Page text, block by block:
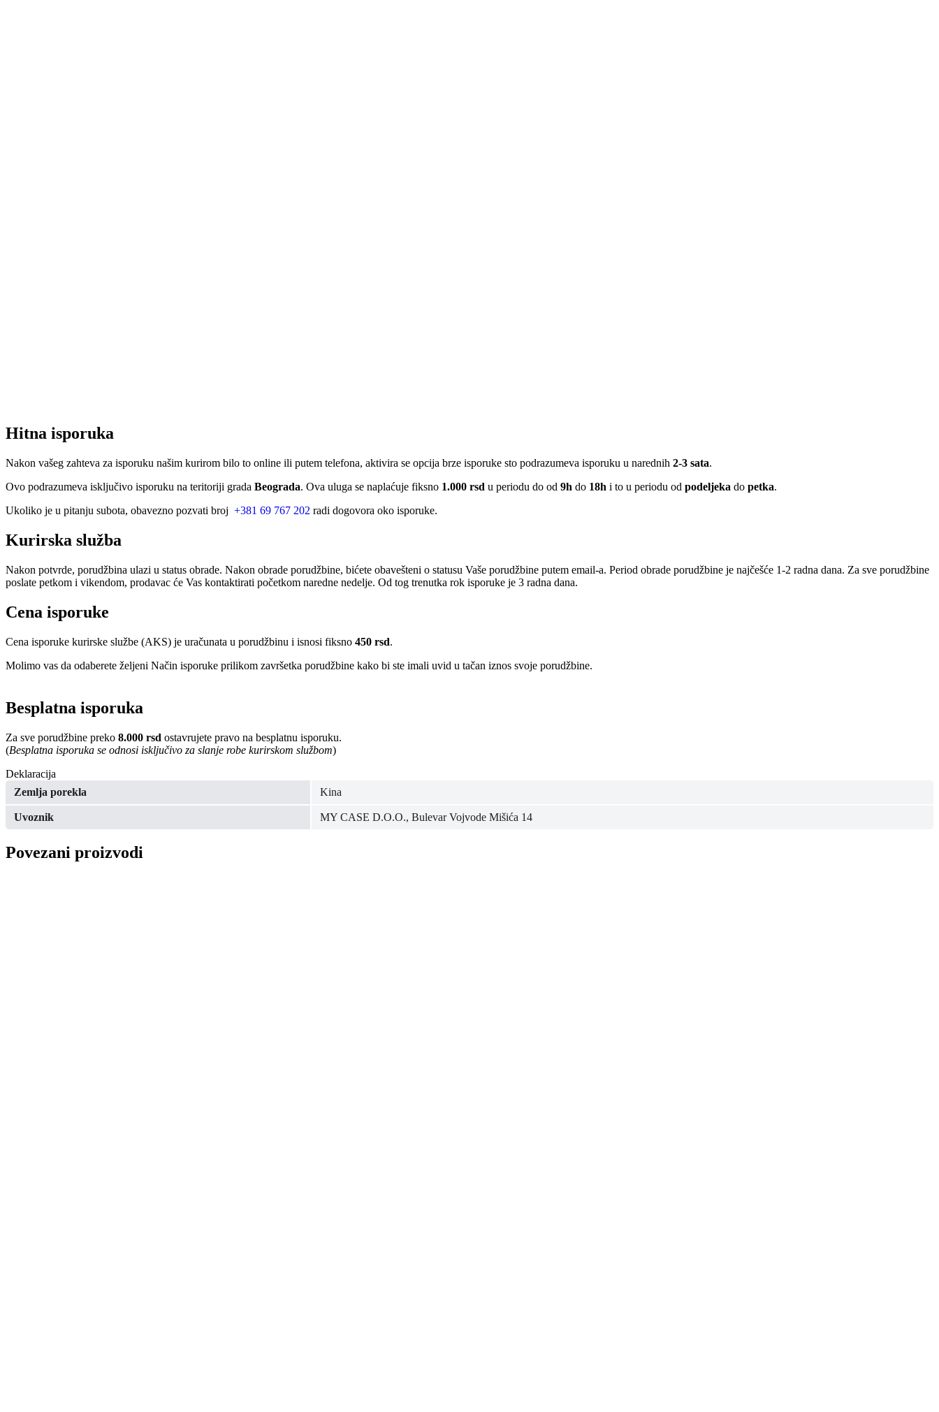
Hitna isporuka
Nakon vašeg zahteva za isporuku našim kurirom bilo to online ili putem telefona, aktivira se opcija brze isporuke sto podrazumeva isporuku u narednih 2-3 sata.
Ovo podrazumeva isključivo isporuku na teritoriji grada Beograda. Ova uluga se naplaćuje fiksno 1.000 rsd u periodu do od 9h do 18h i to u periodu od podeljeka do petka.
Ukoliko je u pitanju subota, obavezno pozvati broj +381 69 767 202 radi dogovora oko isporuke.
Kurirska služba
Nakon potvrde, porudžbina ulazi u status obrade. Nakon obrade porudžbine, bićete obavešteni o statusu Vaše porudžbine putem email-a. Period obrade porudžbine je najčešće 1-2 radna dana. Za sve porudžbine
poslate petkom i vikendom, prodavac će Vas kontaktirati početkom naredne nedelje. Od tog trenutka rok isporuke je 3 radna dana.
Cena isporuke
Cena isporuke kurirske službe (AKS) je uračunata u porudžbinu i isnosi fiksno 450 rsd.
Molimo vas da odaberete željeni Način isporuke prilikom završetka porudžbine kako bi ste imali uvid u tačan iznos svoje porudžbine.
Besplatna isporuka
Za sve porudžbine preko 8.000 rsd ostavrujete pravo na besplatnu isporuku.
(Besplatna isporuka se odnosi isključivo za slanje robe kurirskom službom)
Deklaracija
Zemlja porekla
Kina
Uvoznik MY CASE D.O.O., Bulevar Vojvode Mišića 14
Povezani proizvodi